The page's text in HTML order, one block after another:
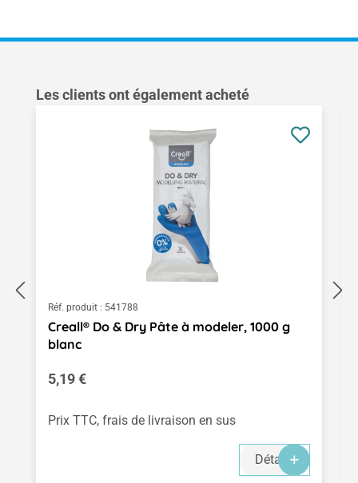
Ignorer la galerie de produits
Les clients ont également acheté
Réf. produit : 541788
Creall® Do & Dry Pâte à modeler, 1000 g
blanc
Prix régulier :
5,19 €
Prix TTC, frais de livraison en sus
Détails